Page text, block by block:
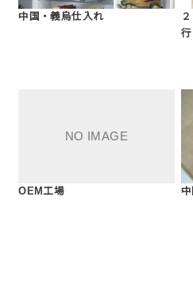
中国・義烏仕入れ
OEM工場